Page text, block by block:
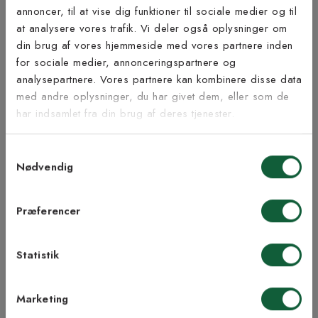
annoncer, til at vise dig funktioner til sociale medier og til
at analysere vores trafik. Vi deler også oplysninger om
din brug af vores hjemmeside med vores partnere inden
for sociale medier, annonceringspartnere og
analysepartnere. Vores partnere kan kombinere disse data
med andre oplysninger, du har givet dem, eller som de
har indsamlet fra din brug af deres tjenester.
Nødvendig
Præferencer
Statistik
Marketing
Bæredygtighed
Inspiration fra @kilandsofficial
LIGNENDE PRODUKTER
Tilmeld dig vores
nyhedsbrev
Vær blandt de første til at modtage vores tilbud,
tips og nyheder.
modtage nyhedsbreve fra Kilands